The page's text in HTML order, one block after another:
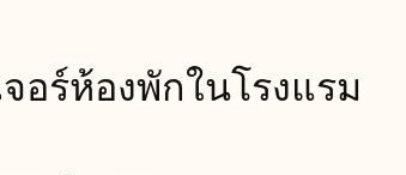
อร์ห้องพักในโรงแรม